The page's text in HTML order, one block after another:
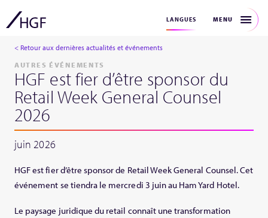
LANGUES MENU
< Retour aux dernières actualités et événements
AUTRES ÉVÉNEMENTS
HGF est fier d’être sponsor du
Retail Week General Counsel
2026
juin 2026
HGF est fier d’être sponsor de Retail Week General Counsel. Cet
événement se tiendra le mercredi 3 juin au Ham Yard Hotel.
Le paysage juridique du retail connaît une transformation